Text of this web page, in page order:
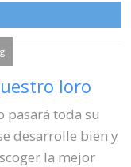
loro
pasará toda su
desarrolle bien y
la mejor